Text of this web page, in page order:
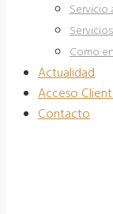
Servicio
Como
Actualidad
Acceso
Contacto